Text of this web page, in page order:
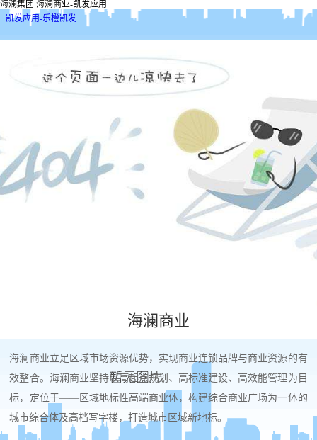
海澜集团 海澜商业-凯发应用
凯发应用-乐橙凯发
海澜商业
海澜商业立足区域市场资源优势，实现商业连锁品牌与商业资源的有
效整合。海澜商业坚持以高起点规划、高标准建设、高效能管理为目
标，定位于——区域地标性高端商业体，构建综合商业广场为一体的
城市综合体及高档写字楼，打造城市区域新地标。